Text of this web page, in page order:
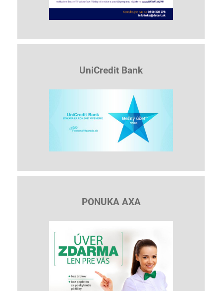
UniCredit Bank
PONUKA AXA